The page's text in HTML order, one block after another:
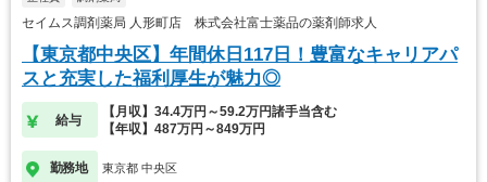
セイムス調剤薬局 人形町店 株式会社富士薬品の薬剤師求人
【東京都中央区】年間休日117日！豊富なキャリアパ
スと充実した福利厚生が魅力◎
給与
【月収】34.4万円～59.2万円諸手当含む
【年収】487万円～849万円
勤務地 東京都 中央区